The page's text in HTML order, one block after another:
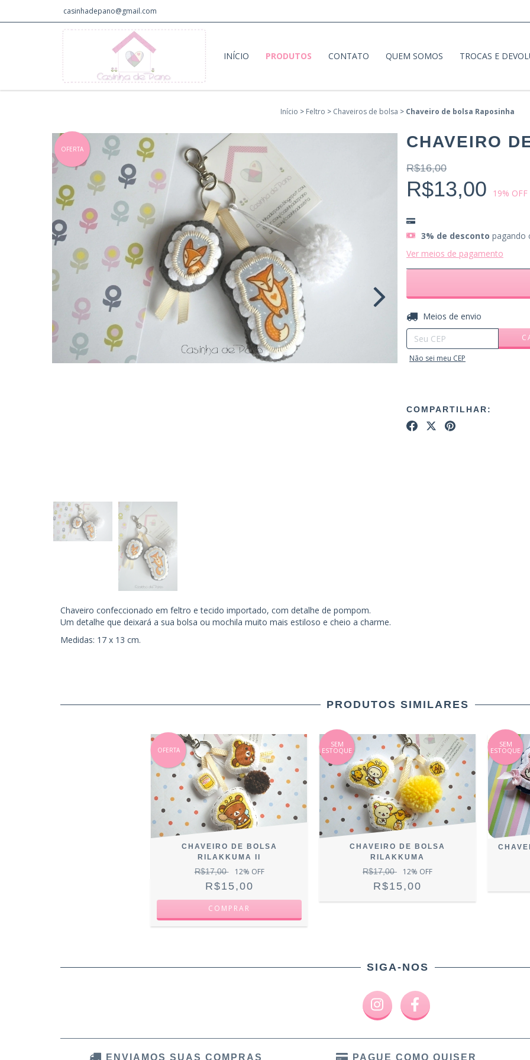
casinhadepano@gmail.com
INÍCIO PRODUTOS CONTATO QUEM SOMOS TROCAS E
Início > Feltro > Chaveiros de bolsa > Chaveiro de bolsa Raposinha
OFERTA CHAVEIRO
R$16,00
R$13,00 19% OFF
3% de desconto pagando
Ver meios de pagamento
Entregas para o CEP:
Meios de envio
Não sei meu CEP
COMPARTILHAR:
Chaveiro confeccionado em feltro e tecido importado, com detalhe de pompom.
Um detalhe que deixará a sua bolsa ou mochila muito mais estiloso e cheio a charme.
Medidas: 17 x 13 cm.
PRODUTOS SIMILARES
OFERTA
CHAVEIRO DE BOLSA
RILAKKUMA II
R$17,00 12% OFF
R$15,00
SEM
ESTOQUE
CHAVEIRO DE BOLSA
RILAKKUMA
R$17,00 12% OFF
R$15,00
SEM
ESTOQUE
SIGA-NOS
ENVIAMOS SUAS COMPRAS PAGUE COMO QUISER